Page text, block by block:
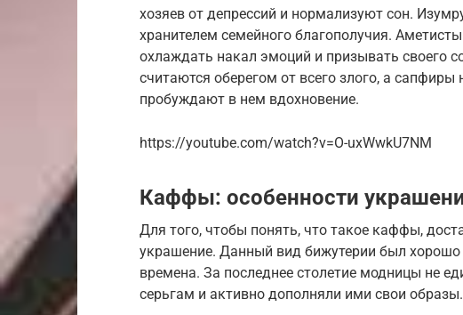
хозяев от депрессий и нормализуют сон.
хранителем семейного благополучия.
охлаждать накал эмоций и призывать своего
считаются оберегом от всего злого, а сапфиры
пробуждают в нем вдохновение.
https://youtube.com/watch?v=O-uxWwkU7NM
Каффы: особенности
Для того, чтобы понять, что такое каффы,
украшение. Данный вид бижутерии был хорошо
времена. За последнее столетие модницы не
серьгам и активно дополняли ими свои образы.